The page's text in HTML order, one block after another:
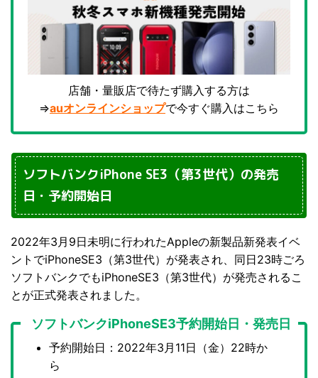
店舗・量販店で待たず購入する方は
⇒auオンラインショップで今すぐ購入はこちら
ソフトバンクiPhone SE3（第3世代）の発売
日・予約開始日
2022年3月9日未明に行われたAppleの新製品新発表イベ
ントでiPhoneSE3（第3世代）が発表され、同日23時ごろ
ソフトバンクでもiPhoneSE3（第3世代）が発売されるこ
とが正式発表されました。
ソフトバンクiPhoneSE3予約開始日・発売日
予約開始日：2022年3月11日（金）22時か
ら